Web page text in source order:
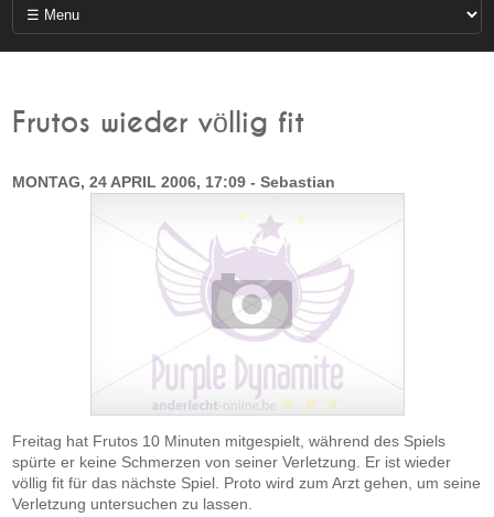
Frutos wieder völlig fit
MONTAG, 24 APRIL 2006, 17:09 - Sebastian
Freitag hat Frutos 10 Minuten mitgespielt, während des Spiels
spürte er keine Schmerzen von seiner Verletzung. Er ist wieder
völlig fit für das nächste Spiel. Proto wird zum Arzt gehen, um seine
Verletzung untersuchen zu lassen.